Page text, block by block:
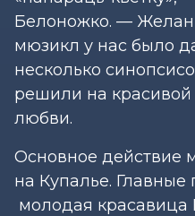
Белоножко. —
мюзикл у нас было
несколько
решили на красивой
любви.
Основное действие
на Купалье.
молодая красавица